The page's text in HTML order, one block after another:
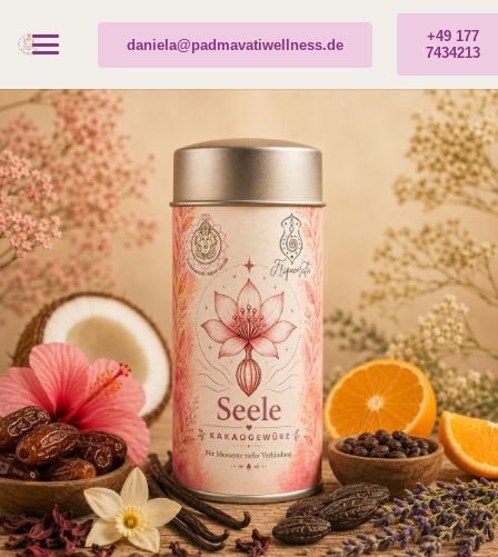
daniela@padmavatiwellness.de
+49 177
7434213